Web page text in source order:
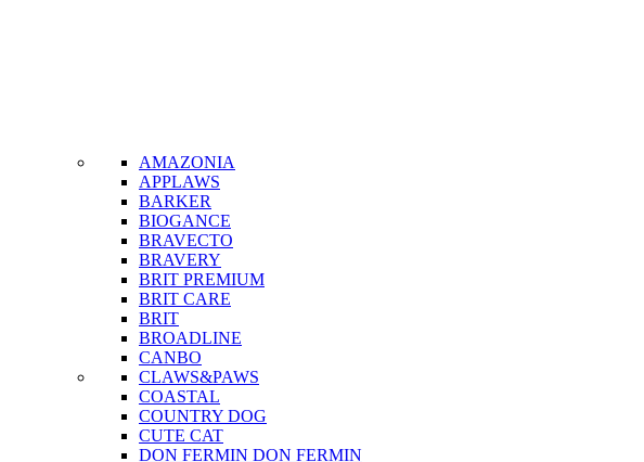
AMAZONIA
APPLAWS
BARKER
BIOGANCE
BRAVECTO
BRAVERY
BRIT PREMIUM
BRIT CARE
BRIT
BROADLINE
CANBO
CLAWS&PAWS
COASTAL
COUNTRY DOG
CUTE CAT
DON FERMIN DON FERMIN